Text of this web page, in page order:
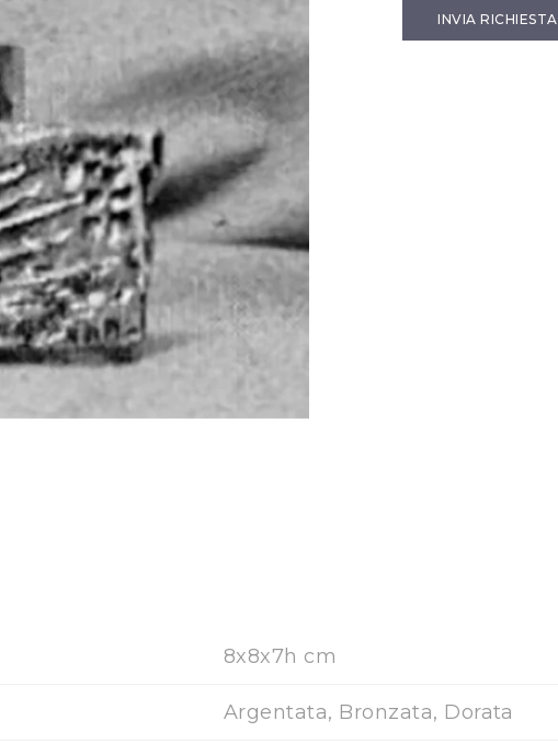
INVIA RICHIESTA
8x8x7h cm
Argentata, Bronzata, Dorata